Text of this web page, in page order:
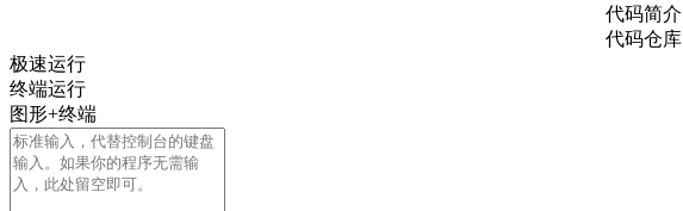
代码简介
代码仓库
极速运行
终端运行
图形+终端